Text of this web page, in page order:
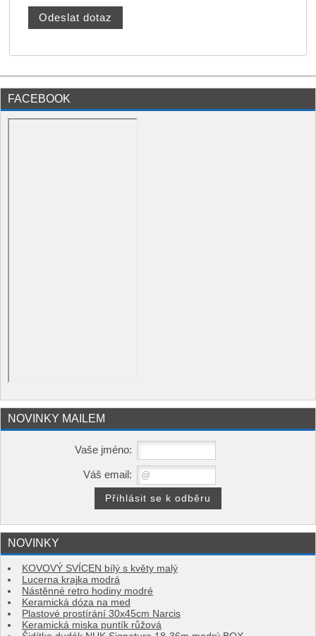
FACEBOOK
NOVINKY MAILEM
Vaše jméno:
Váš email:
NOVINKY
KOVOVÝ SVÍCEN bílý s květy malý
Lucerna krajka modrá
Nástěnné retro hodiny modré
Keramická dóza na med
Plastové prostírání 30x45cm Narcis
Keramická miska puntík růžová